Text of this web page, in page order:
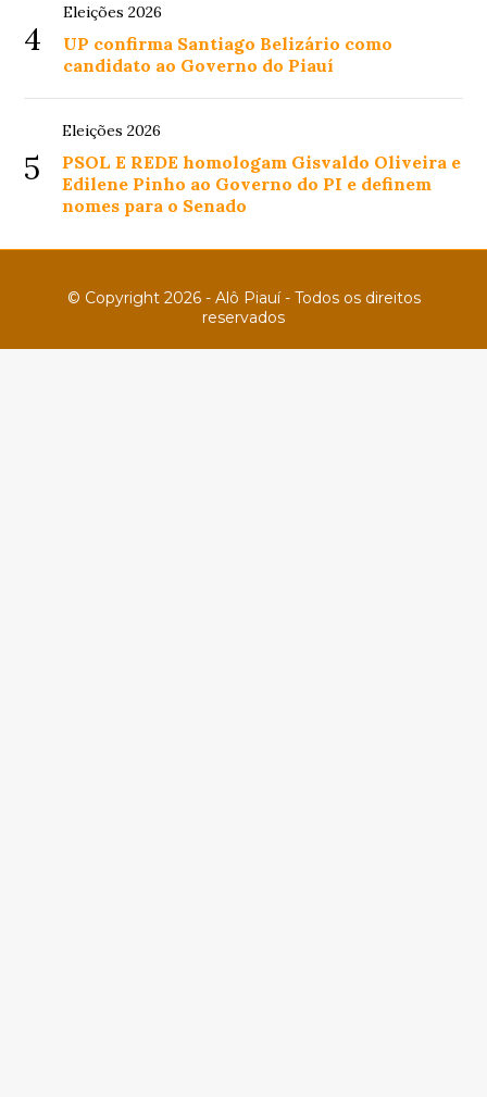
4
Eleições 2026
UP confirma Santiago Belizário como
candidato ao Governo do Piauí
5
Eleições 2026
PSOL E REDE homologam Gisvaldo Oliveira e
Edilene Pinho ao Governo do PI e definem
nomes para o Senado
© Copyright 2026 - Alô Piauí - Todos os direitos
reservados